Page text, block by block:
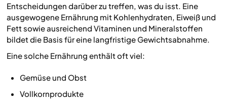
Entscheidungen darüber zu treffen, was du isst. Eine
ausgewogene Ernährung mit Kohlenhydraten, Eiweiß und
Fett sowie ausreichend Vitaminen und Mineralstoffen
bildet die Basis für eine langfristige Gewichtsabnahme.
Eine solche Ernährung enthält oft viel:
Gemüse und Obst
Vollkornprodukte